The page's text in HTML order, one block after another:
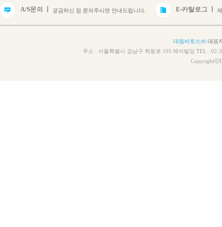
A/S문의 丨 궁금하신 점 문의주시면 안내드립니다. E-카탈로그 丨
대림바토스㈜ 대표
주소 : 서울특별시 강남구 학동로 105 제이빌딩 TEL :